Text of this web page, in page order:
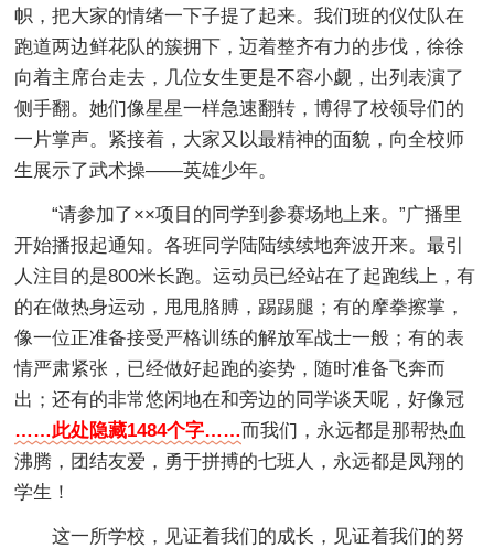
帜，把大家的情绪一下子提了起来。我们班的仪仗队在
跑道两边鲜花队的簇拥下，迈着整齐有力的步伐，徐徐
向着主席台走去，几位女生更是不容小觑，出列表演了
侧手翻。她们像星星一样急速翻转，博得了校领导们的
一片掌声。紧接着，大家又以最精神的面貌，向全校师
生展示了武术操——英雄少年。
“请参加了××项目的同学到参赛场地上来。”广播里
开始播报起通知。各班同学陆陆续续地奔波开来。最引
人注目的是800米长跑。运动员已经站在了起跑线上，有
的在做热身运动，甩甩胳膊，踢踢腿；有的摩拳擦掌，
像一位正准备接受严格训练的解放军战士一般；有的表
情严肃紧张，已经做好起跑的姿势，随时准备飞奔而
出；还有的非常悠闲地在和旁边的同学谈天呢，好像冠
……此处隐藏1484个字……而我们，永远都是那帮热血
沸腾，团结友爱，勇于拼搏的七班人，永远都是凤翔的
学生！
这一所学校，见证着我们的成长，见证着我们的努